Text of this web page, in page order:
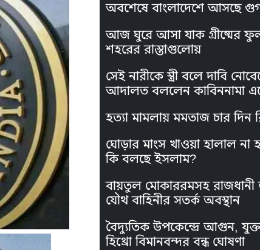
অবশেষে বাংলাদেশে আসছে
আজ ঘুরে আসা যাক গ্রীষ্মের
শহরের রাস্তাগুলোয়
সেই নারীকে স্ত্রী বলে দাবি
আদালত বললেন কাবিননামা
হত্যা মামলায় মমতাজ চার দিন
ঘোড়ার মাংস খাওয়া হালাল না
কি বলছে ইসলাম?
বায়তুল মোকাররমসহ
যৌথ বাহিনীর সতর্ক অবস্থান
বৈদ্যুতিক উপকেন্দ্রে আগুন,
হিথ্রো বিমানবন্দর বন্ধ ঘোষণা